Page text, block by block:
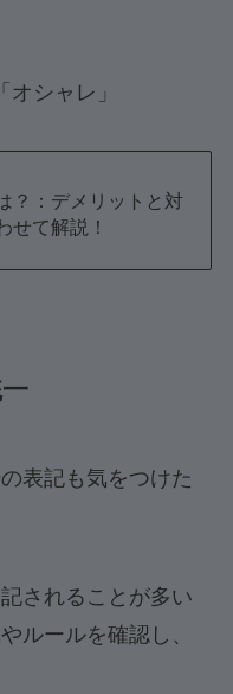
オシャレ」
？：デメリットと対
せて解説！
表記も気をつけた
されることが多い
ルールを確認し、